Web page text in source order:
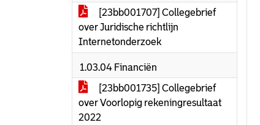
[23bb001707] Collegebrief
over Juridische richtlijn
Internetonderzoek
1.03.04 Financiën
[23bb001735] Collegebrief
over Voorlopig rekeningresultaat
2022